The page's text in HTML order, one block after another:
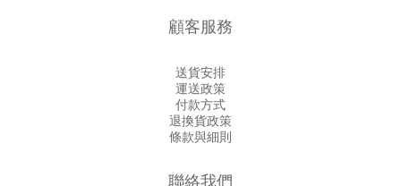
顧客服務
送貨安排
運送政策
付款方式
退換貨政策
條款與細則
聯絡我們